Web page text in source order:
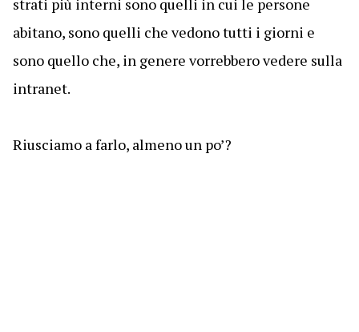
strati più interni sono quelli in cui le persone
abitano, sono quelli che vedono tutti i giorni e
sono quello che, in genere vorrebbero vedere sulla
intranet.
Riusciamo a farlo, almeno un po’?